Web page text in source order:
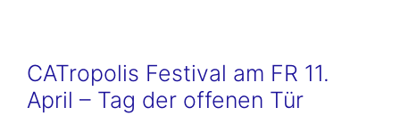
CATropolis Festival am FR 11.
April – Tag der offenen Tür